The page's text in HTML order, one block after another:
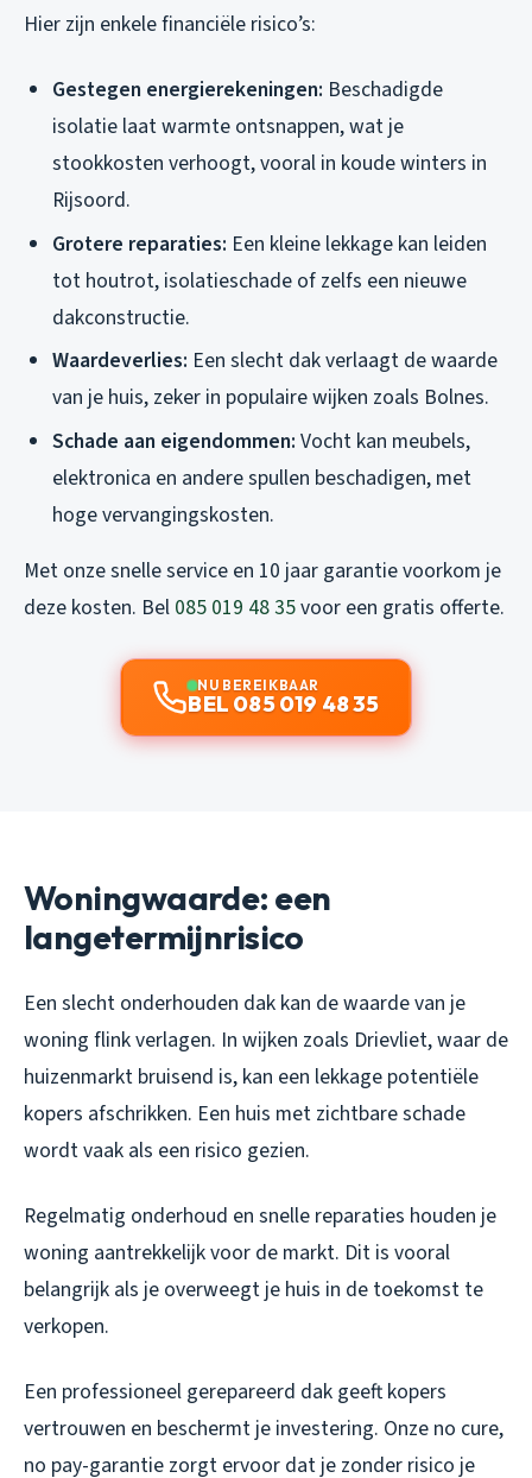
Hier zijn enkele financiële risico’s:
Gestegen energierekeningen: Beschadigde
isolatie laat warmte ontsnappen, wat je
stookkosten verhoogt, vooral in koude winters in
Rijsoord.
Grotere reparaties: Een kleine lekkage kan leiden
tot houtrot, isolatieschade of zelfs een nieuwe
dakconstructie.
Waardeverlies: Een slecht dak verlaagt de waarde
van je huis, zeker in populaire wijken zoals Bolnes.
Schade aan eigendommen: Vocht kan meubels,
elektronica en andere spullen beschadigen, met
hoge vervangingskosten.
Met onze snelle service en 10 jaar garantie voorkom je
deze kosten. Bel 085 019 48 35voor een gratis offerte.
NU BEREIKBAAR
BEL 085 019 48 35
Woningwaarde: een
langetermijnrisico
Een slecht onderhouden dak kan de waarde van je
woning flink verlagen. In wijken zoals Drievliet, waar de
huizenmarkt bruisend is, kan een lekkage potentiële
kopers afschrikken. Een huis met zichtbare schade
wordt vaak als een risico gezien.
Regelmatig onderhoud en snelle reparaties houden je
woning aantrekkelijk voor de markt. Dit is vooral
belangrijk als je overweegt je huis in de toekomst te
verkopen.
Een professioneel gerepareerd dak geeft kopers
vertrouwen en beschermt je investering. Onze no cure,
no pay-garantie zorgt ervoor dat je zonder risico je